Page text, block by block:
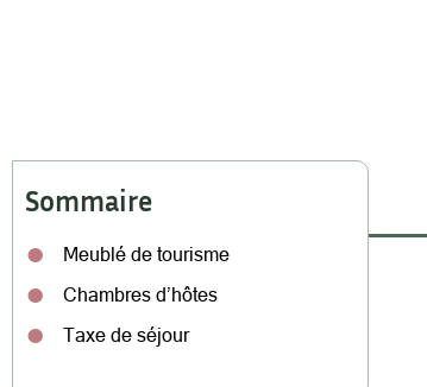
Sommaire
Meublé de tourisme
Chambres d’hôtes
Taxe de séjour